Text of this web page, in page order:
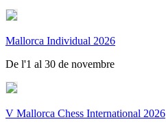
Mallorca Individual 2026
De l'1 al 30 de novembre
V Mallorca Chess International 2026